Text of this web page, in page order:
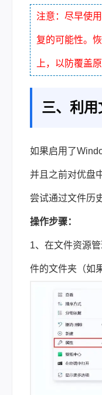
注意：尽早使
复的可能性。
上，以防覆盖
三、利
如果启用了
并且之前对优盘
尝试通过文件历
操作步骤：
1、在文件资源
件的文件夹（如